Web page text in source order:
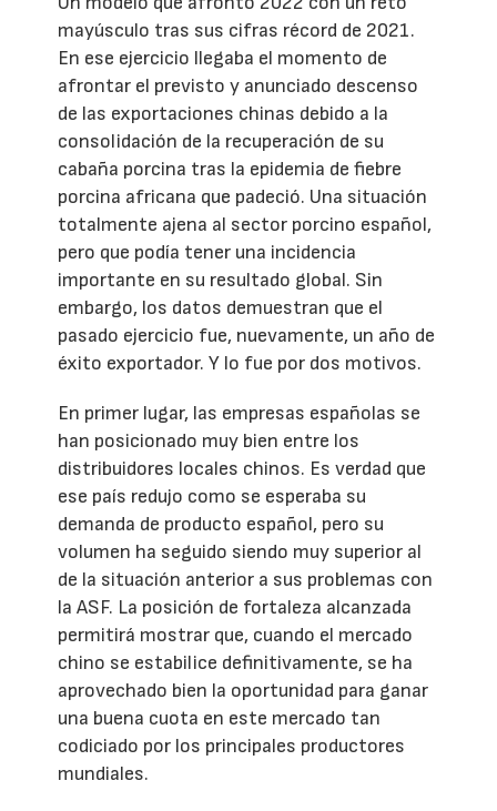
mayúsculo tras sus cifras récord de 2021.
En ese ejercicio llegaba el momento de
afrontar el previsto y anunciado descenso
de las exportaciones chinas debido a la
consolidación de la recuperación de su
cabaña porcina tras la epidemia de fiebre
porcina africana que padeció. Una situación
totalmente ajena al sector porcino español,
pero que podía tener una incidencia
importante en su resultado global. Sin
embargo, los datos demuestran que el
pasado ejercicio fue, nuevamente, un año de
éxito exportador. Y lo fue por dos motivos.
En primer lugar, las empresas españolas se
han posicionado muy bien entre los
distribuidores locales chinos. Es verdad que
ese país redujo como se esperaba su
demanda de producto español, pero su
volumen ha seguido siendo muy superior al
de la situación anterior a sus problemas con
la ASF. La posición de fortaleza alcanzada
permitirá mostrar que, cuando el mercado
chino se estabilice definitivamente, se ha
aprovechado bien la oportunidad para ganar
una buena cuota en este mercado tan
codiciado por los principales productores
mundiales.